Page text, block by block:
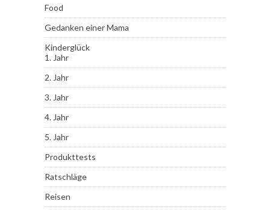
Food
Gedanken einer Mama
Kinderglück
1. Jahr
2. Jahr
3. Jahr
4. Jahr
5. Jahr
Produkttests
Ratschläge
Reisen